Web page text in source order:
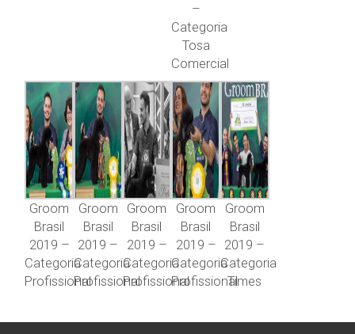
–
Categoria
Tosa
Comercial
Groom
Brasil
2019 –
Categoria
Profissional
Groom
Brasil
2019 –
Categoria
Profissional
Groom
Brasil
2019 –
Categoria
Profissional
Groom
Brasil
2019 –
Categoria
Profissional
Groom
Brasil
2019 –
Categoria
Times